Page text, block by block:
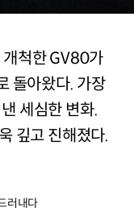
개척한 GV80가
돌아왔다. 가장
세심한 변화.
깊고 진해졌다.
러내다